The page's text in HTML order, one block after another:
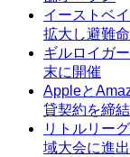
イーストベ
拡大し避難
ギルロイガ
末に開催
Appleと
貸契約を締結
リトルリー
域大会に進出